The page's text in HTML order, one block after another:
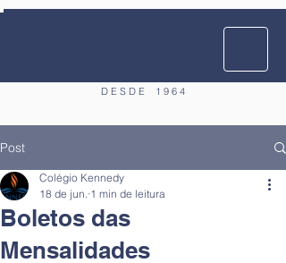
D E S D E 1 9 6 4
Post
Boletos das
Mensalidades
Colégio Kennedy
18 de jun. 1 min de leitura